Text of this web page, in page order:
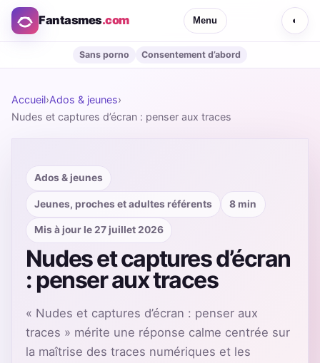
Fantasmes.com Menu ◐
Sans porno Consentement d’abord
Accueil›Ados & jeunes›
Nudes et captures d’écran : penser aux traces
Ados & jeunes
Jeunes, proches et adultes référents 8 min
Mis à jour le 27 juillet 2026
Nudes et captures d’écran
: penser aux traces
« Nudes et captures d’écran : penser aux
traces » mérite une réponse calme centrée sur
la maîtrise des traces numériques et les